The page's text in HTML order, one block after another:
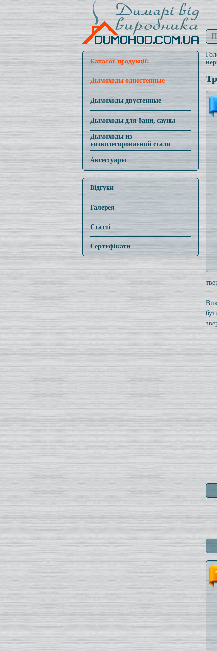
Каталог продукції:
Дымоходы одностенные
Дымоходы двустенные
Дымоходы для бани, сауны
Дымоходы из
низколегированной стали
Аксессуары
Відгуки
Галерея
Статті
Сертифікати